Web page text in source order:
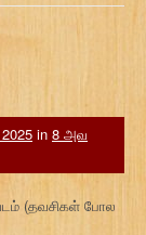
in 8 அவ
(தவசிகள் போல